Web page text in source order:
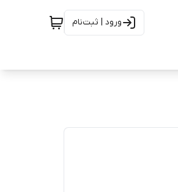
ورود | ثبت‌نام